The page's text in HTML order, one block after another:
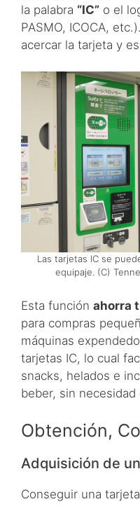
la palabra “IC” o el
PASMO, ICOCA,
acercar la tarjeta y
Las tarjetas IC se
equipaje. (C)
Esta función ahorra
para compras
máquinas
tarjetas IC, lo cual
snacks, helados e
beber, sin
Obtención,
Adquisición de
Conseguir una